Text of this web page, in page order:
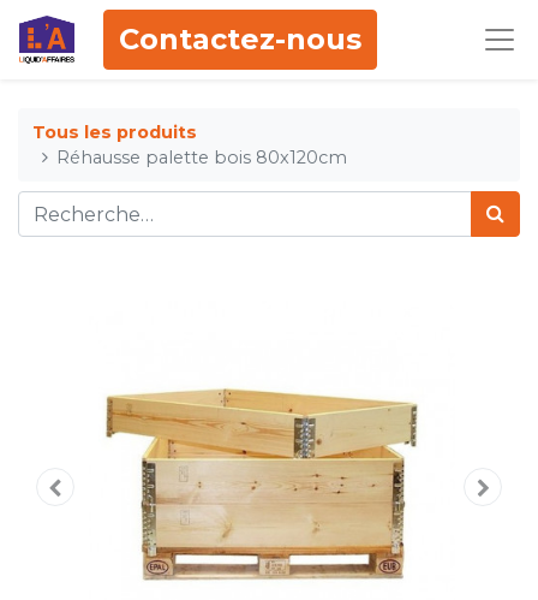
Contactez-nous
Tous les produits
Réhausse palette bois 80x120cm